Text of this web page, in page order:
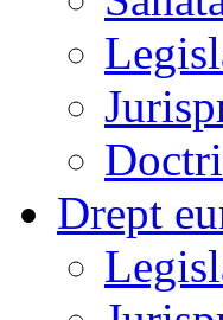
Drept